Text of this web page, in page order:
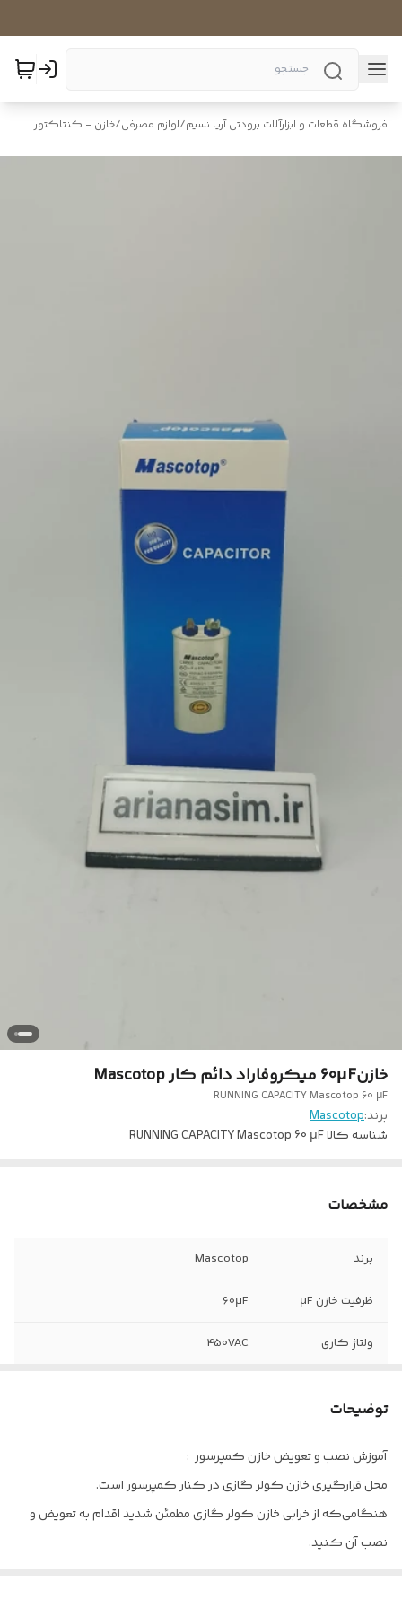
فروشگاه قطعات و ابزارآلات برودتی آریا نسیم/لوازم مصرفی/خازن - کنتاکتور
خازن60µF میکروفاراد دائم کار Mascotop
RUNNING CAPACITY Mascotop 60 µF
برند:Mascotop
شناسه کالاRUNNING CAPACITY Mascotop 60 µF
مشخصات
برند Mascotop
ظرفیت خازن µF 60µF
ولتاژ کاری 450VAC
کاری
تعداد پایه 2 پایه
توضیحات
آموزش نصب و تعویض خازن کمپرسور :
محل قرارگیری خازن کولر گازی در کنار کمپرسور است.
هنگامی‌که از خرابی خازن کولر گازی مطمئن شدید اقدام به تعویض و
نصب آن کنید.